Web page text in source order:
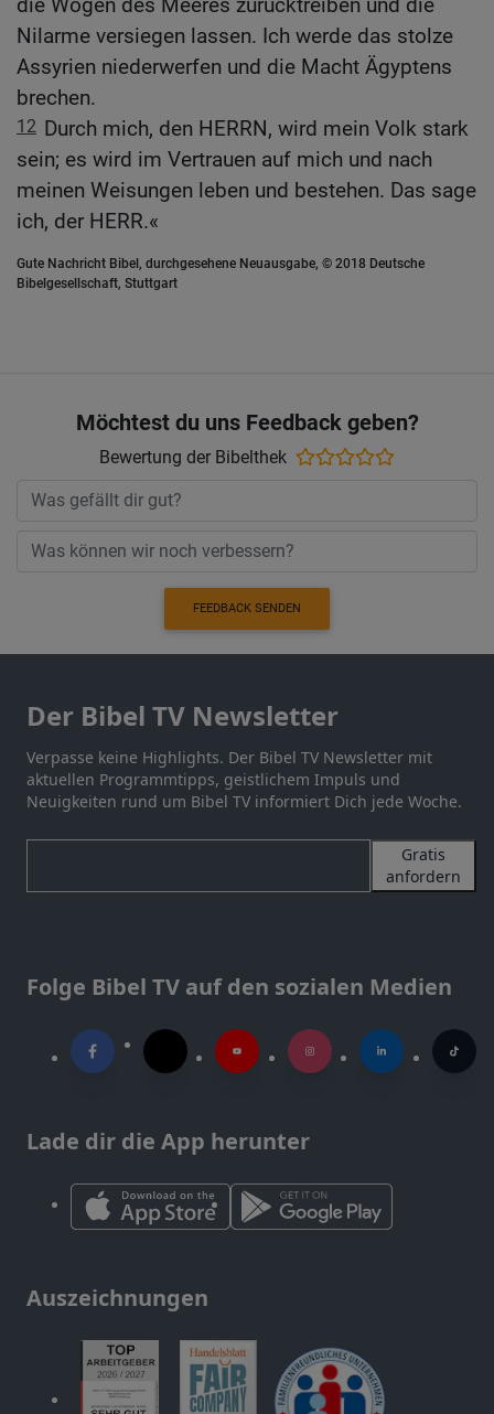
die Wogen des Meeres zurücktreiben und die
Nilarme versiegen lassen. Ich werde das stolze
Assyrien niederwerfen und die Macht Ägyptens
brechen.
12 Durch mich, den HERRN, wird mein Volk stark
sein; es wird im Vertrauen auf mich und nach
meinen Weisungen leben und bestehen. Das sage
ich, der HERR.«
Gute Nachricht Bibel, durchgesehene Neuausgabe, © 2018 Deutsche
Bibelgesellschaft, Stuttgart
Möchtest du uns Feedback geben?
Bewertung der Bibelthek
FEEDBACK SENDEN
Der Bibel TV Newsletter
Verpasse keine Highlights. Der Bibel TV Newsletter mit
aktuellen Programmtipps, geistlichem Impuls und
Neuigkeiten rund um Bibel TV informiert Dich jede Woche.
Gratis
anfordern
Folge Bibel TV auf den sozialen Medien
Lade dir die App herunter
Auszeichnungen